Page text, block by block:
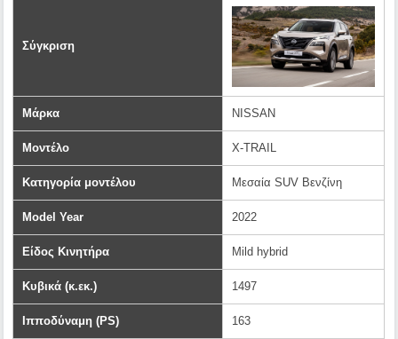
Σύγκριση
Μάρκα NISSAN
Μοντέλο X-TRAIL
Κατηγορία μοντέλου Μεσαία SUV Βενζίνη
Model Year 2022
Είδος Κινητήρα Mild hybrid
Κυβικά (κ.εκ.) 1497
Ιπποδύναμη (PS) 163